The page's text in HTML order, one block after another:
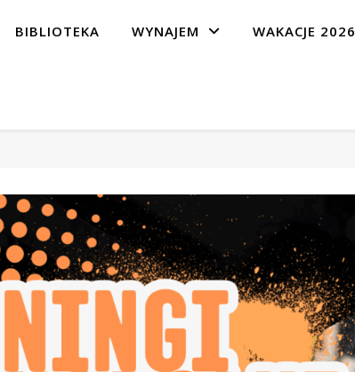
BIBLIOTEKA WYNAJEM WAKACJE 2026